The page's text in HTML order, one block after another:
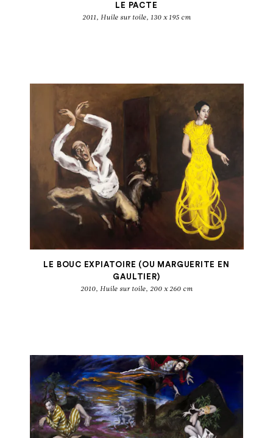
LE PACTE
2011, Huile sur toile, 130 x 195 cm
LE BOUC EXPIATOIRE (OU MARGUERITE EN
GAULTIER)
2010, Huile sur toile, 200 x 260 cm